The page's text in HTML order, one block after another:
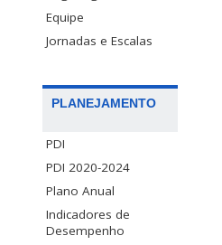
Equipe
Jornadas e Escalas
PLANEJAMENTO
PDI
PDI 2020-2024
Plano Anual
Indicadores de
Desempenho